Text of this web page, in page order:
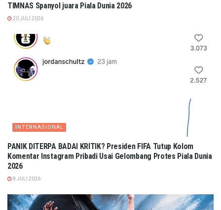
TIMNAS Spanyol juara Piala Dunia 2026
20 JULI 2026
INTERNASIONAL
PANIK DITERPA BADAI KRITIK? Presiden FIFA Tutup Kolom
Komentar Instagram Pribadi Usai Gelombang Protes Piala Dunia
2026
8 JULI 2026